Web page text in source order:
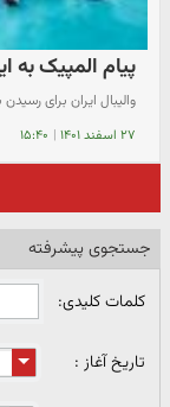
پیام المپیک به
والیبال ایران برای
۲۷ اسفند ۱۴۰۱ | ۱۵:۴۰
جستجوی پیشرفته
کلمات کلیدی:
تاریخ آغاز :